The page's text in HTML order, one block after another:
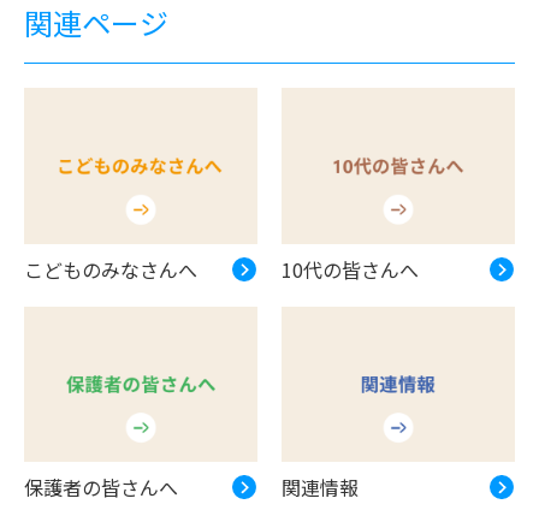
関連ページ
こどものみなさんへ 10代の皆さんへ
保護者の皆さんへ 関連情報